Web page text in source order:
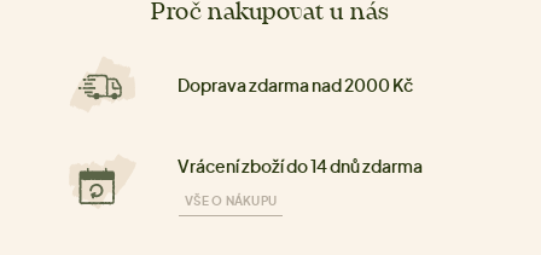
Proč nakupovat u nás
Doprava zdarma nad 2000 Kč
Vrácení zboží do 14 dnů zdarma
VŠE O NÁKUPU